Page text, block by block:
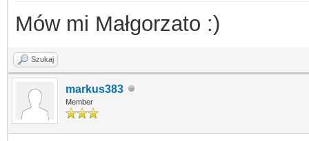
Mów mi Małgorzato :)
Szukaj
markus383
Member